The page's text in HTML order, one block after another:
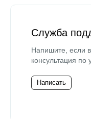
Служба
Напишите, если
консультация по
Написать